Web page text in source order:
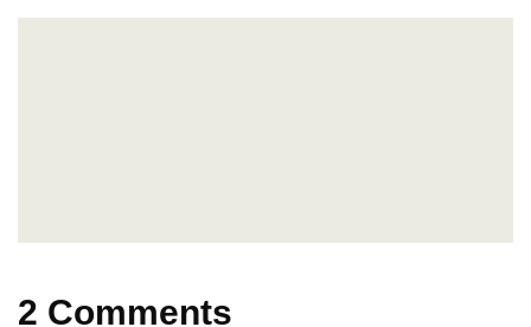
2 Comments